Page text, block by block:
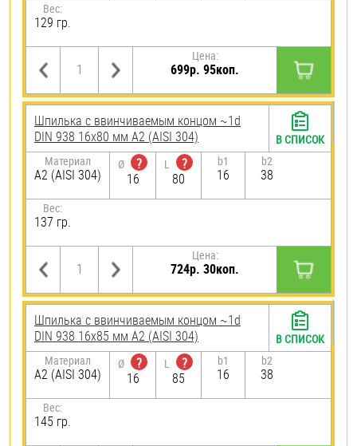
Вес:
129 гр.
Цена:
699р. 95коп.
Шпилька c ввинчиваемым концом ~1d
DIN 938 16х80 мм А2 (AISI 304)
Материал
А2 (AISI 304)
Ø
?
16
L
?
80
b1
16
b2
38
Вес:
137 гр.
Цена:
724р. 30коп.
В СПИСОК
Шпилька c ввинчиваемым концом ~1d
DIN 938 16х85 мм А2 (AISI 304)
Материал
А2 (AISI 304)
Ø
?
16
L
?
85
b1
16
b2
38
Вес:
145 гр.
В СПИСОК